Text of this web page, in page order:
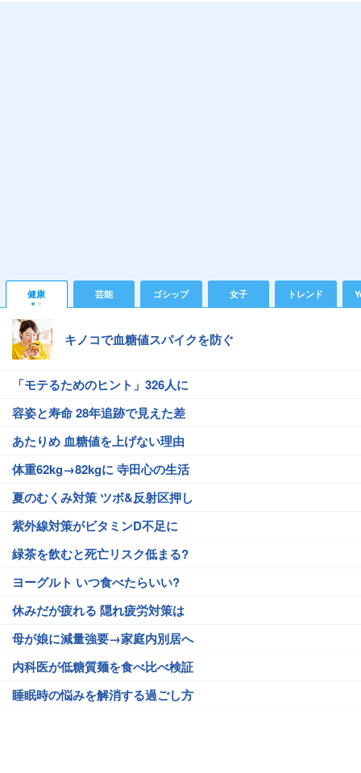
健康 芸能 ゴシップ 女子 トレンド
キノコで血糖値スパイクを防ぐ
「モテるためのヒント」326人に
容姿と寿命 28年追跡で見えた差
あたりめ 血糖値を上げない理由
体重62kg→82kgに 寺田心の生活
夏のむくみ対策 ツボ&反射区押し
紫外線対策がビタミンD不足に
緑茶を飲むと死亡リスク低まる?
ヨーグルト いつ食べたらいい?
休みだが疲れる 隠れ疲労対策は
母が娘に減量強要→家庭内別居へ
内科医が低糖質麺を食べ比べ検証
睡眠時の悩みを解消する過ごし方